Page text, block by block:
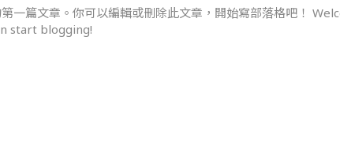
可以編輯或刪除此文章，開始寫部落格吧！ Welcome to SHOPLINE! This is
start blogging!